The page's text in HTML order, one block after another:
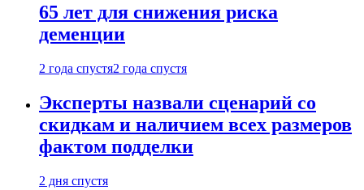
65 лет для снижения риска
деменции
2 года спустя2 года спустя
Эксперты назвали сценарий со
скидкам и наличием всех размеров
фактом подделки
2 дня спустя